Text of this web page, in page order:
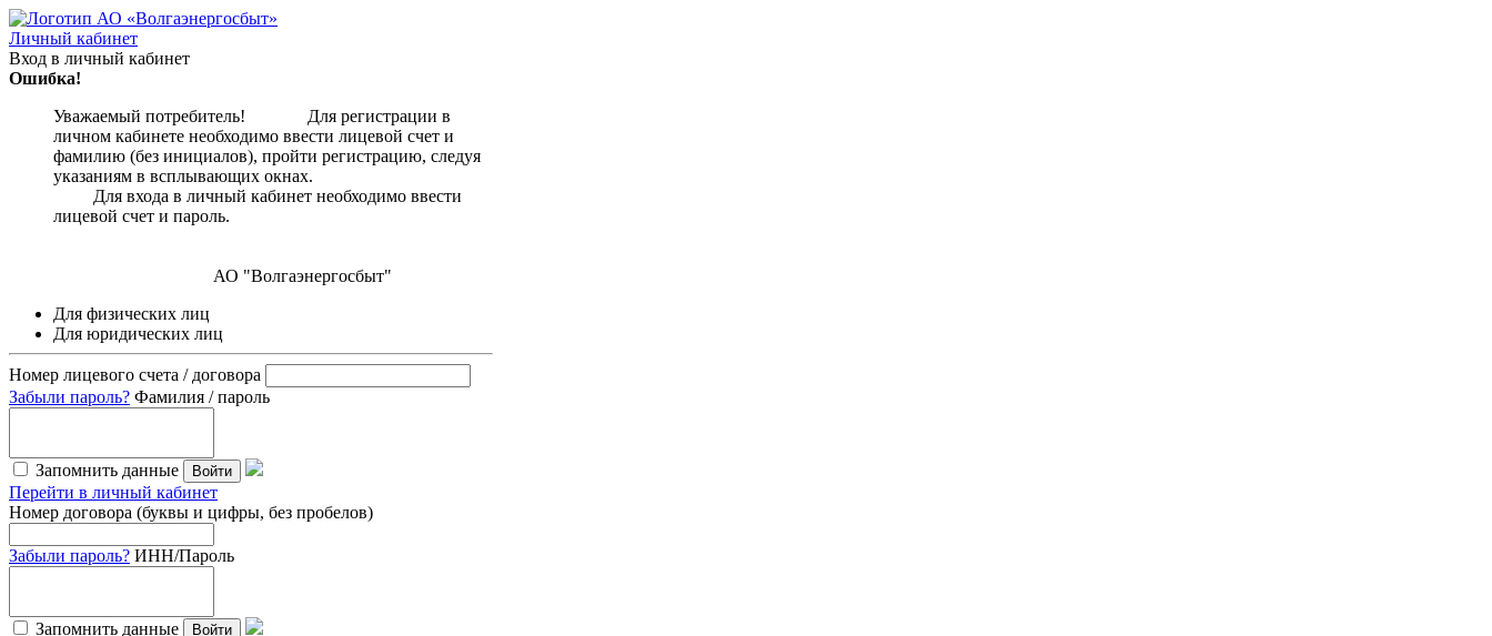
Личный кабинет
Вход в личный кабинет
Ошибка!
Уважаемый потребитель! Для регистрации в
личном кабинете необходимо ввести лицевой счет и
фамилию (без инициалов), пройти регистрацию, следуя
указаниям в всплывающих окнах.
Для входа в личный кабинет необходимо ввести
лицевой счет и пароль.
АО "Волгаэнергосбыт"
Для физических лиц
Для юридических лиц
Номер лицевого счета / договора
Забыли пароль? Фамилия / пароль
Запомнить данные Войти
Перейти в личный кабинет
Номер договора (буквы и цифры, без пробелов)
Забыли пароль? ИНН/Пароль
Запомнить данные Войти